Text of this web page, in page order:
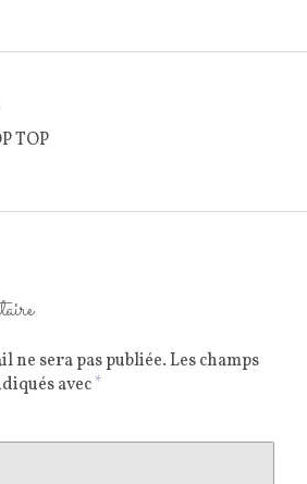
TOP
ne sera pas publiée.Les champs
avec*